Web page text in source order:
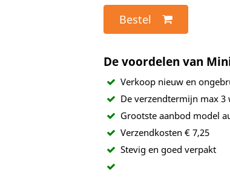
Bestel
De voordelen van
Verkoop nieuw en
De verzendtermijn max 3
Grootste aanbod model
Verzendkosten € 7,25
Stevig en goed verpakt